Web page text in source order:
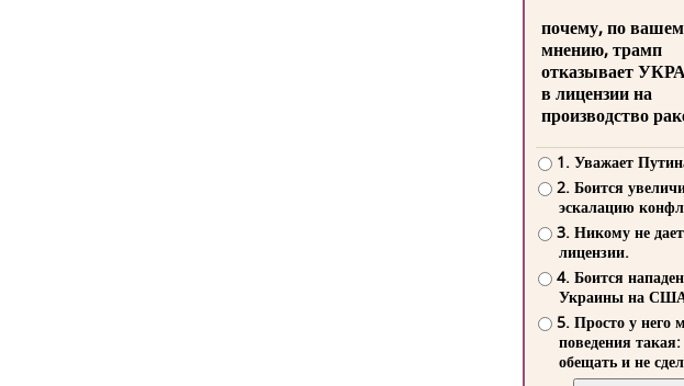
почему, по
мнению, трамп
отказывает
в лицензии на
производство
1. Уважает
2. Боится
эскалацию
3. Никому не
лицензии.
4. Боится
Украины на
5. Просто у него
поведения такая:
обещать и не